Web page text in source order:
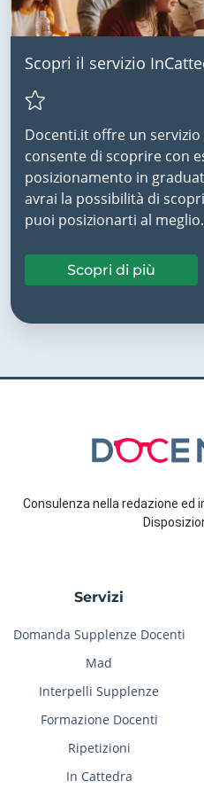
Scopri il servizio
Docenti.it offre un
consente di scoprire con
posizionamento in
avrai la possibilità di
puoi posizionarti al meglio.
Scopri di più
Consulenza nella redazione ed
Servizi
Domanda Supplenze Docenti
Mad
Interpelli Supplenze
Formazione Docenti
Ripetizioni
In Cattedra